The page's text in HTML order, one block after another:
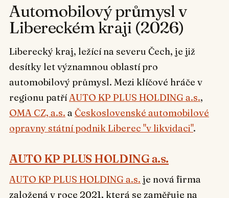
Automobilový průmysl v
Libereckém kraji (2026)
Liberecký kraj, ležící na severu Čech, je již
desítky let významnou oblastí pro
automobilový průmysl. Mezi klíčové hráče v
regionu patříAUTO KP PLUS HOLDING a.s.,
OMA CZ, a.s. a Československé automobilové
opravny státní podnik Liberec "v likvidaci".
AUTO KP PLUS HOLDING a.s.
AUTO KP PLUS HOLDING a.s. je nová firma
založená v roce 2021, která se zaměřuje na